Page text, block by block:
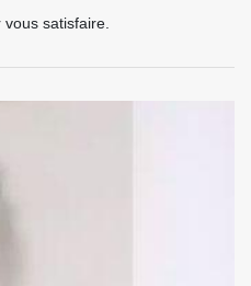
satisfaire.